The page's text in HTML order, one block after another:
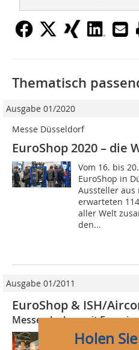
Holen
Thematisch
Ausgabe 01/2020
Messe Düsseldorf
EuroShop 2020 – die
Vom 16. bis
EuroShop in
Aussteller aus
erwarteten
aller Welt
den...
Ausgabe 01/2011
EuroShop & ISH/
Messen locken mit
Das Jahr